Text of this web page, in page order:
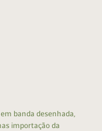
banda desenhada,
importação da